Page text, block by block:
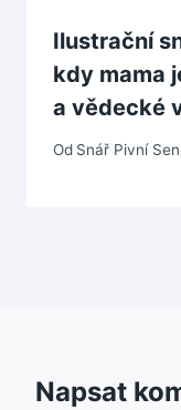
Ilustrační
kdy mama
a vědecké
Od Snář Pivní Sen
Napsat